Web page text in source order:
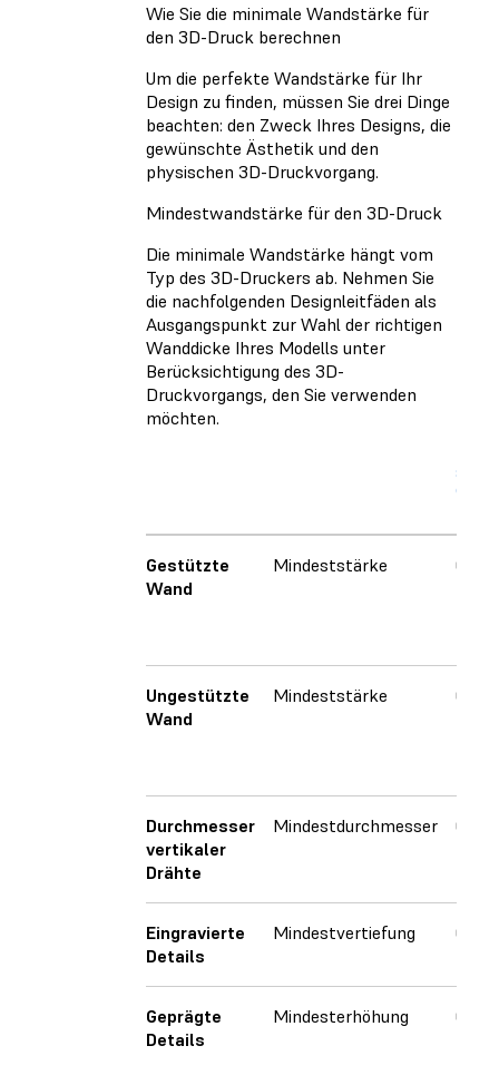
Wie Sie die minimale Wandstärke für
den 3D-Druck berechnen
Um die perfekte Wandstärke für Ihr
Design zu finden, müssen Sie drei Dinge
beachten: den Zweck Ihres Designs, die
gewünschte Ästhetik und den
physischen 3D-Druckvorgang.
Mindestwandstärke für den 3D-Druck
Die minimale Wandstärke hängt vom
Typ des 3D-Druckers ab. Nehmen Sie
die nachfolgenden Designleitfäden als
Ausgangspunkt zur Wahl der richtigen
Wanddicke Ihres Modells unter
Berücksichtigung des 3D-
Druckvorgangs, den Sie verwenden
möchten.
(SLA)
Gestützte
Wand
Mindeststärke 0,2
Ungestützte
Wand
Mindeststärke 0,2
Durchmesser
vertikaler
Drähte
Mindestdurchmesser 0,2
Eingravierte
Details
Mindestvertiefung 0,15
Geprägte
Details
Mindesterhöhung 0,1